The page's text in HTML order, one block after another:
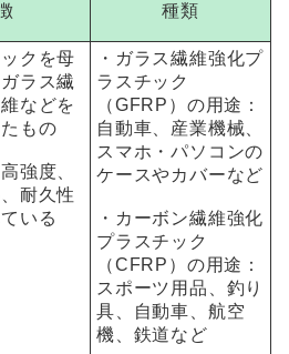
種類
クを母
ラス繊
などを
もの
強度、
耐久性
いる
・ガラス繊維強化プ
ラスチック
（GFRP）の用途：
自動車、産業機械、
スマホ・パソコンの
ケースやカバーなど
・カーボン繊維強化
プラスチック
（CFRP）の用途：
スポーツ用品、釣り
具、自動車、航空
機、鉄道など